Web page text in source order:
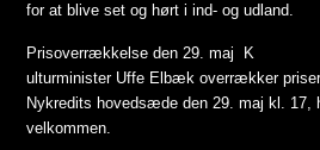
for at blive set og hørt i ind- og udland.
Prisoverrækkelse den 29. maj K
ulturminister Uffe Elbæk overrækker
Nykredits hovedsæde den 29. maj kl. 17,
velkommen.